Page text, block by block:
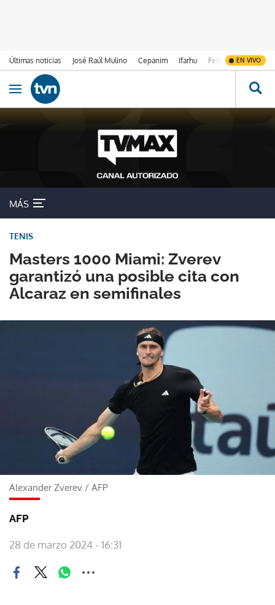
Últimas noticias José Raúl Mulino Cepanim Ifarhu Fenómeno de El
EN VIVO
Ir al contenido
Obrir navegació
MÁS
Masters 1000 Miami: Zverev
garantizó una posible cita con
Alcaraz en semifinales
TENIS
Alexander Zverev / AFP
AFP
28 de marzo 2024 - 16:31